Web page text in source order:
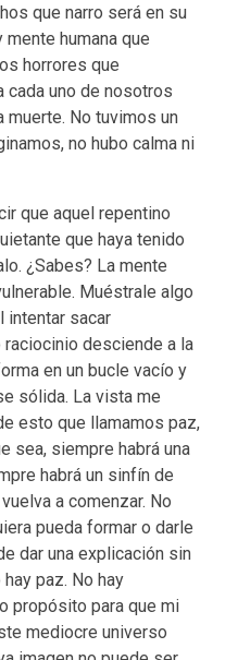
que narro será en su
humana que
horrores que
cada uno de nosotros
muerte. No tuvimos un
no hubo calma ni
que aquel repentino
que haya tenido
¿Sabes? La mente
Muéstrale algo
intentar sacar
desciende a la
en un bucle vacío y
sólida. La vista me
esto que llamamos paz,
sea, siempre habrá una
habrá un sinfín de
a comenzar. No
pueda formar o darle
dar una explicación sin
paz. No hay
propósito para que mi
mediocre universo